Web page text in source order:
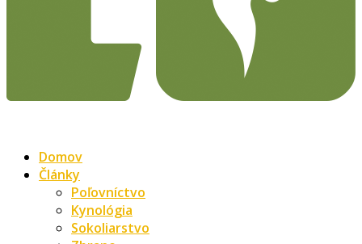
Domov
Články
Poľovníctvo
Kynológia
Sokoliarstvo